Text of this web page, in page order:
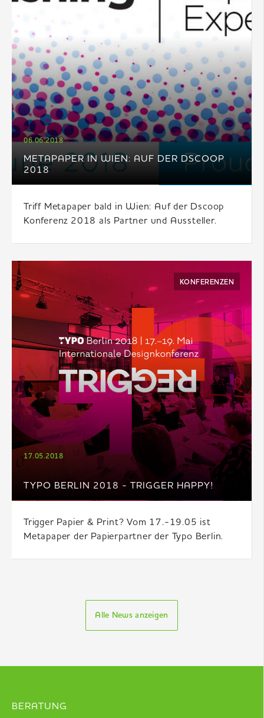
METAPAPER IN WIEN: AUF DER DSCOOP
2018
06.06.2018
Triff Metapaper bald in Wien: Auf der Dscoop
Konferenz 2018 als Partner und Aussteller.
TYPO BERLIN 2018 - TRIGGER HAPPY!
17.05.2018
KONFERENZEN
Trigger Papier & Print? Vom 17.-19.05 ist
Metapaper der Papierpartner der Typo Berlin.
Alle News anzeigen
BERATUNG